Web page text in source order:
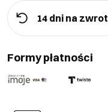
14 dni na zwrot
Formy płatności